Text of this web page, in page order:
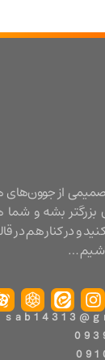
جوون‌های هنرمند
و شما هم به ما
هم در